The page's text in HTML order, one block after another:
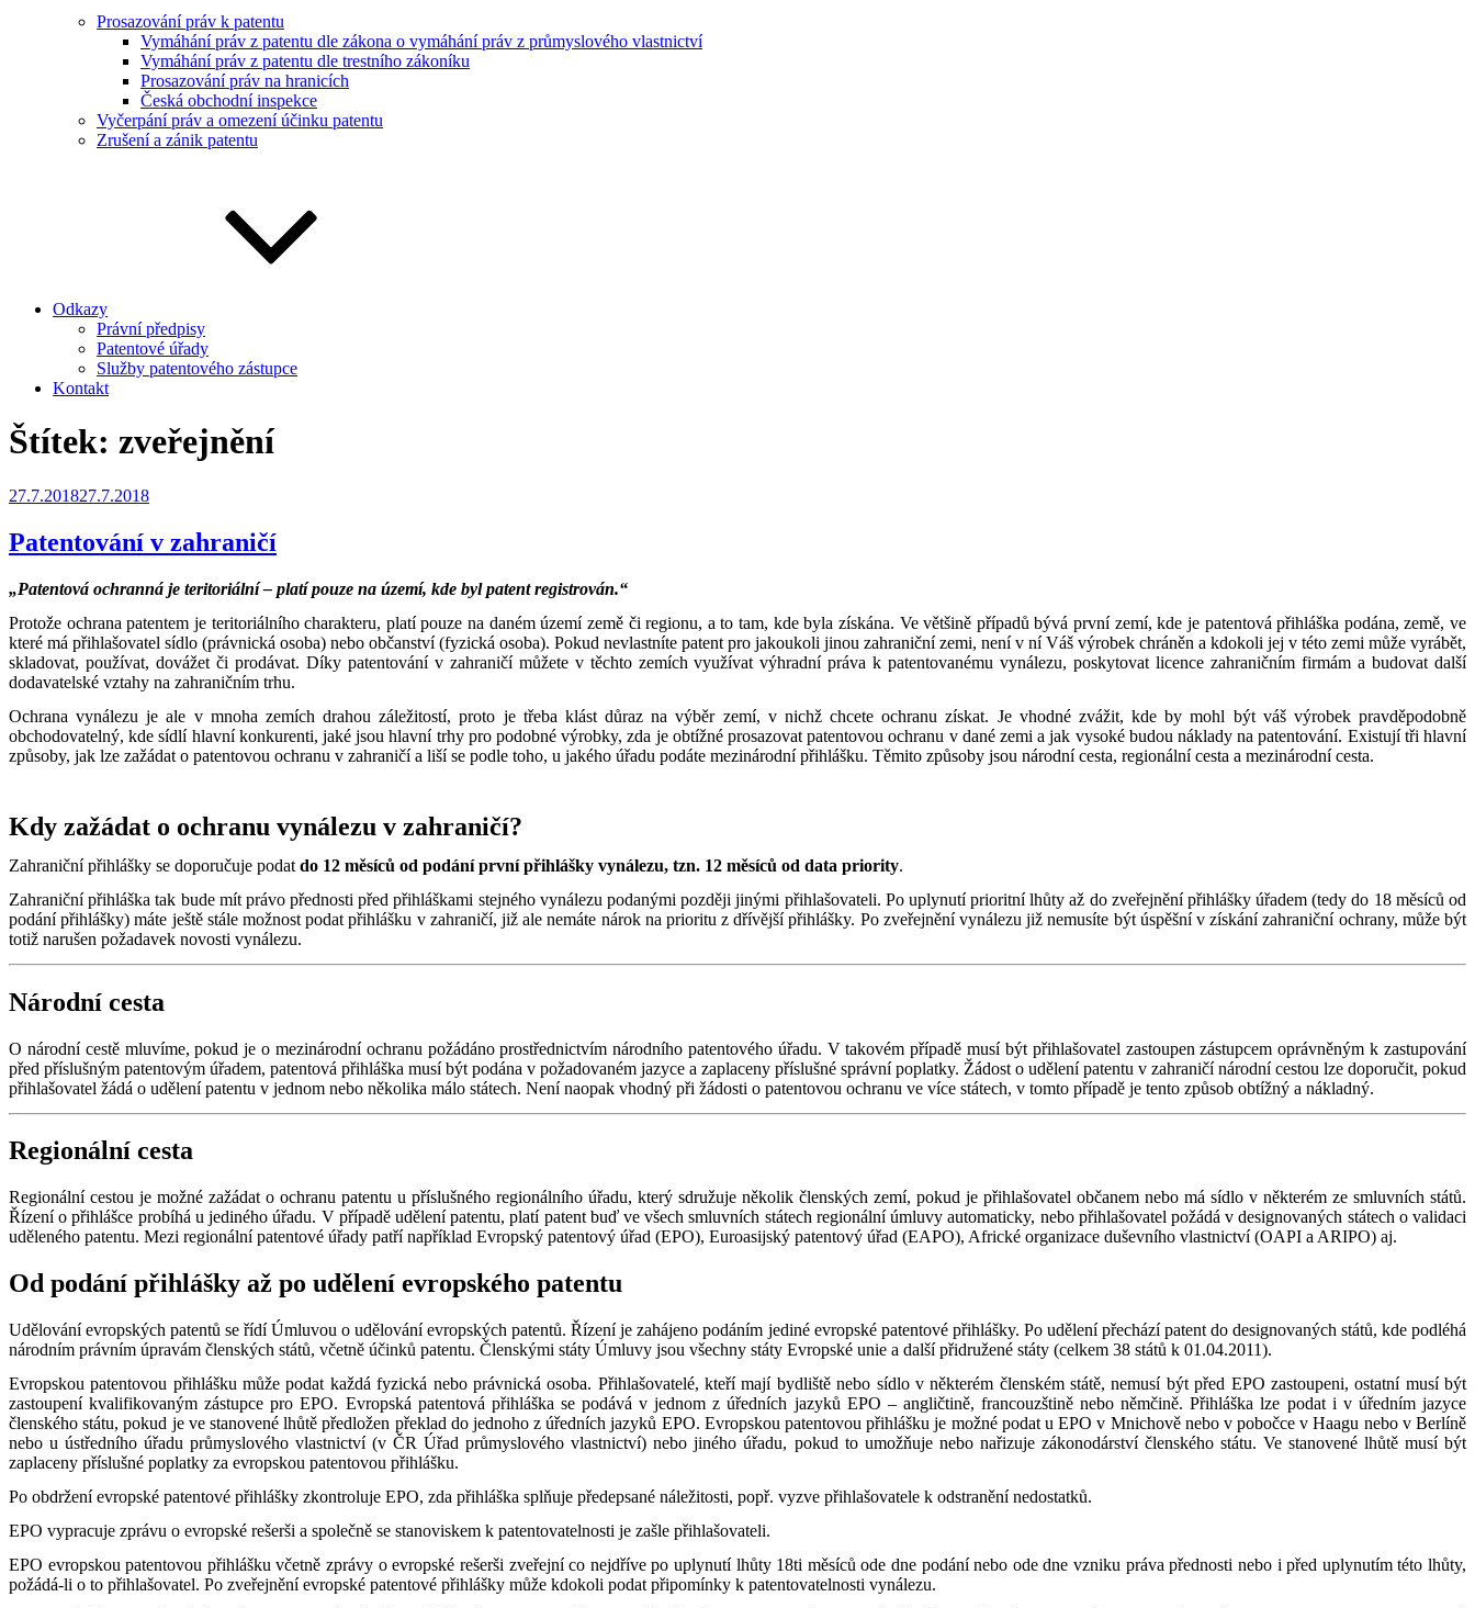
Prosazování práv k patentu
Vymáhání práv z patentu dle zákona o vymáhání práv z průmyslového vlastnictví
Vymáhání práv z patentu dle trestního zákoníku
Prosazování práv na hranicích
Česká obchodní inspekce
Vyčerpání práv a omezení účinku patentu
Zrušení a zánik patentu
Odkazy
Právní předpisy
Patentové úřady
Služby patentového zástupce
Kontakt
Štítek: zveřejnění
Publikováno
27.7.201827.7.2018
Patentování v zahraničí
„Patentová ochranná je teritoriální – platí pouze na území, kde byl patent registrován.“
Protože ochrana patentem je teritoriálního charakteru, platí pouze na daném území země či regionu, a to tam, kde byla získána. Ve většině případů bývá první zemí, kde je patentová přihláška podána, země, ve
které má přihlašovatel sídlo (právnická osoba) nebo občanství (fyzická osoba). Pokud nevlastníte patent pro jakoukoli jinou zahraniční zemi, není v ní Váš výrobek chráněn a kdokoli jej v této zemi může vyrábět,
skladovat, používat, dovážet či prodávat. Díky patentování v zahraničí můžete v těchto zemích využívat výhradní práva k patentovanému vynálezu, poskytovat licence zahraničním firmám a budovat další
dodavatelské vztahy na zahraničním trhu.
Ochrana vynálezu je ale v mnoha zemích drahou záležitostí, proto je třeba klást důraz na výběr zemí, v nichž chcete ochranu získat. Je vhodné zvážit, kde by mohl být váš výrobek pravděpodobně
obchodovatelný, kde sídlí hlavní konkurenti, jaké jsou hlavní trhy pro podobné výrobky, zda je obtížné prosazovat patentovou ochranu v dané zemi a jak vysoké budou náklady na patentování. Existují tři hlavní
způsoby, jak lze zažádat o patentovou ochranu v zahraničí a liší se podle toho, u jakého úřadu podáte mezinárodní přihlášku. Těmito způsoby jsou národní cesta, regionální cesta a mezinárodní cesta.
Kdy zažádat o ochranu vynálezu v zahraničí?
Zahraniční přihlášky se doporučuje podat do 12 měsíců od podání první přihlášky vynálezu, tzn. 12 měsíců od data priority.
Zahraniční přihláška tak bude mít právo přednosti před přihláškami stejného vynálezu podanými později jinými přihlašovateli. Po uplynutí prioritní lhůty až do zveřejnění přihlášky úřadem (tedy do 18 měsíců od
podání přihlášky) máte ještě stále možnost podat přihlášku v zahraničí, již ale nemáte nárok na prioritu z dřívější přihlášky. Po zveřejnění vynálezu již nemusíte být úspěšní v získání zahraniční ochrany, může být
totiž narušen požadavek novosti vynálezu.
Národní cesta
O národní cestě mluvíme, pokud je o mezinárodní ochranu požádáno prostřednictvím národního patentového úřadu. V takovém případě musí být přihlašovatel zastoupen zástupcem oprávněným k zastupování
před příslušným patentovým úřadem, patentová přihláška musí být podána v požadovaném jazyce a zaplaceny příslušné správní poplatky. Žádost o udělení patentu v zahraničí národní cestou lze doporučit, pokud
přihlašovatel žádá o udělení patentu v jednom nebo několika málo státech. Není naopak vhodný při žádosti o patentovou ochranu ve více státech, v tomto případě je tento způsob obtížný a nákladný.
Regionální cesta
Regionální cestou je možné zažádat o ochranu patentu u příslušného regionálního úřadu, který sdružuje několik členských zemí, pokud je přihlašovatel občanem nebo má sídlo v některém ze smluvních států.
Řízení o přihlášce probíhá u jediného úřadu. V případě udělení patentu, platí patent buď ve všech smluvních státech regionální úmluvy automaticky, nebo přihlašovatel požádá v designovaných státech o validaci
uděleného patentu. Mezi regionální patentové úřady patří například Evropský patentový úřad (EPO), Euroasijský patentový úřad (EAPO), Africké organizace duševního vlastnictví (OAPI a ARIPO) aj.
Od podání přihlášky až po udělení evropského patentu
Udělování evropských patentů se řídí Úmluvou o udělování evropských patentů. Řízení je zahájeno podáním jediné evropské patentové přihlášky. Po udělení přechází patent do designovaných států, kde podléhá
národním právním úpravám členských států, včetně účinků patentu. Členskými státy Úmluvy jsou všechny státy Evropské unie a další přidružené státy (celkem 38 států k 01.04.2011).
Evropskou patentovou přihlášku může podat každá fyzická nebo právnická osoba. Přihlašovatelé, kteří mají bydliště nebo sídlo v některém členském státě, nemusí být před EPO zastoupeni, ostatní musí být
zastoupení kvalifikovaným zástupce pro EPO. Evropská patentová přihláška se podává v jednom z úředních jazyků EPO – angličtině, francouzštině nebo němčině. Přihláška lze podat i v úředním jazyce
členského státu, pokud je ve stanovené lhůtě předložen překlad do jednoho z úředních jazyků EPO. Evropskou patentovou přihlášku je možné podat u EPO v Mnichově nebo v pobočce v Haagu nebo v Berlíně
nebo u ústředního úřadu průmyslového vlastnictví (v ČR Úřad průmyslového vlastnictví) nebo jiného úřadu, pokud to umožňuje nebo nařizuje zákonodárství členského státu. Ve stanovené lhůtě musí být
zaplaceny příslušné poplatky za evropskou patentovou přihlášku.
Po obdržení evropské patentové přihlášky zkontroluje EPO, zda přihláška splňuje předepsané náležitosti, popř. vyzve přihlašovatele k odstranění nedostatků.
EPO vypracuje zprávu o evropské rešerši a společně se stanoviskem k patentovatelnosti je zašle přihlašovateli.
EPO evropskou patentovou přihlášku včetně zprávy o evropské rešerši zveřejní co nejdříve po uplynutí lhůty 18ti měsíců ode dne podání nebo ode dne vzniku práva přednosti nebo i před uplynutím této lhůty,
požádá-li o to přihlašovatel. Po zveřejnění evropské patentové přihlášky může kdokoli podat připomínky k patentovatelnosti vynálezu.